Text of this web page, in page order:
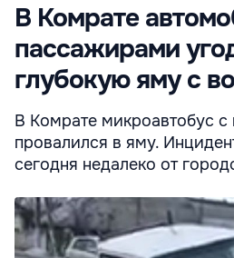
В Комрате
пассажирами
глубокую яму с
В Комрате микроавтобус
провалился в яму.
сегодня недалеко от